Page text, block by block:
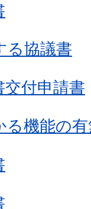
る協議書
付申請書
る機能の